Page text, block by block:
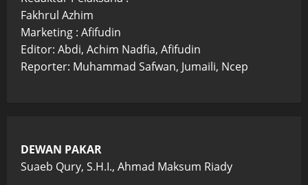
Fakhrul Azhim
Marketing : Afifudin
Editor: Abdi, Achim Nadfia, Afifudin
Reporter: Muhammad Safwan, Jumaili, Ncep
DEWAN PAKAR
Suaeb Qury, S.H.I., Ahmad Maksum Riady